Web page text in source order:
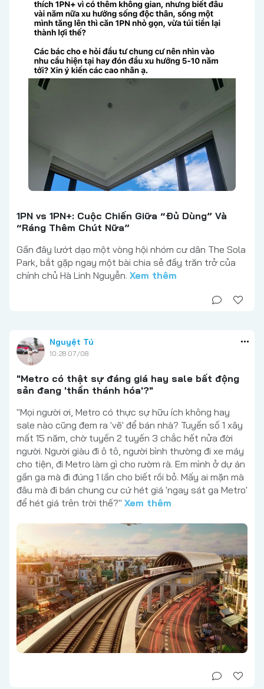
1PN vs 1PN+: Cuộc Chiến Giữa “Đủ Dùng” Và
“Ráng Thêm Chút Nữa”
Gần đây lướt dạo một vòng hội nhóm cư dân The Sola
Park, bắt gặp ngay một bài chia sẻ đầy trăn trở của
chính chủ Hà Linh Nguyễn. Xem thêm
Nguyệt Tú
10:28 07/08
"Metro có thật sự đáng giá hay sale bất động
sản đang 'thần thánh hóa'?"
"Mọi người ơi, Metro có thực sự hữu ích không hay
sale nào cũng đem ra 'vẽ' để bán nhà? Tuyến số 1 xây
mất 15 năm, chờ tuyến 2 tuyến 3 chắc hết nửa đời
người. Người giàu đi ô tô, người bình thường đi xe máy
cho tiện, đi Metro làm gì cho rườm rà. Em mình ở dự án
gần ga mà đi đúng 1 lần cho biết rồi bỏ. Mấy ai mặn mà
đâu mà đi bán chung cư cứ hét giá 'ngay sát ga Metro'
để hét giá trên trời thế?" Xem thêm